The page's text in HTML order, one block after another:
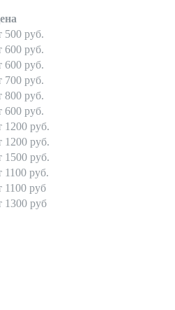
500 руб.
600 руб.
600 руб.
700 руб.
800 руб.
600 руб.
1200 руб.
1200 руб.
1500 руб.
1100 руб.
1100 руб
1300 руб